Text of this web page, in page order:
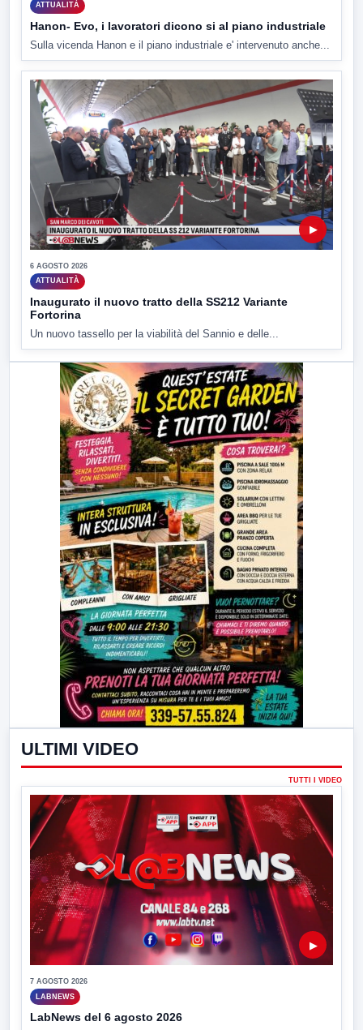
ATTUALITÀ
Hanon- Evo, i lavoratori dicono si al piano industriale
Sulla vicenda Hanon e il piano industriale e' intervenuto anche...
▶
6 AGOSTO 2026
ATTUALITÀ
Inaugurato il nuovo tratto della SS212 Variante
Fortorina
Un nuovo tassello per la viabilità del Sannio e delle...
ULTIMI VIDEO
TUTTI I VIDEO
▶
7 AGOSTO 2026
LABNEWS
LabNews del 6 agosto 2026